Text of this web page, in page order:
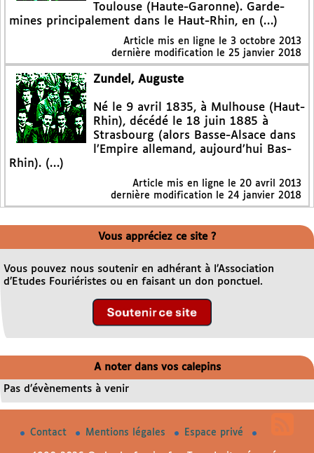
Toulouse (Haute-Garonne). Garde-
mines principalement dans le Haut-Rhin, en (…)
Article mis en ligne le 3 octobre 2013
dernière modification le 25 janvier 2018
Zundel, Auguste
Né le 9 avril 1835, à Mulhouse (Haut-
Rhin), décédé le 18 juin 1885 à
Strasbourg (alors Basse-Alsace dans
l’Empire allemand, aujourd’hui Bas-
Rhin). (…)
Article mis en ligne le 20 avril 2013
dernière modification le 24 janvier 2018
Vous appréciez ce site ?
Vous pouvez nous soutenir en adhérant à l’Association
d’Etudes Fouriéristes ou en faisant un don ponctuel.
A noter dans vos calepins
Pas d’évènements à venir
Contact Mentions légales Espace privé